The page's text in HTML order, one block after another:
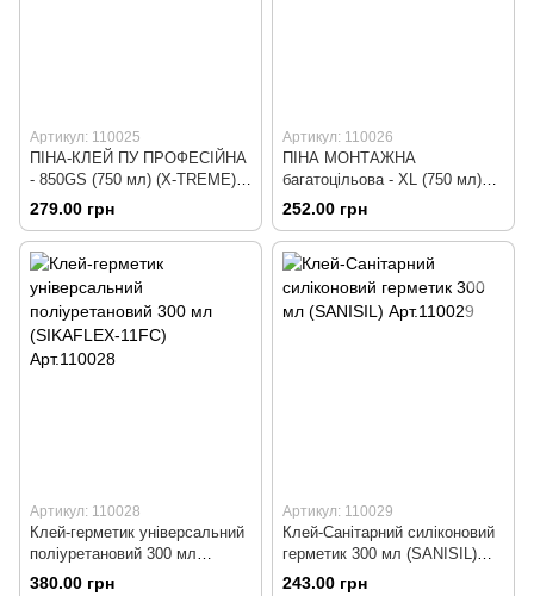
Артикул: 110025
ПІНА-КЛЕЙ ПУ ПРОФЕСІЙНА
- 850GS (750 мл) (X-TREME)
Арт.110025
279.00 грн
Артикул: 110026
ПІНА МОНТАЖНА
багатоцільова - XL (750 мл)
(X-TREME) Арт.110026
252.00 грн
Артикул: 110028
Клей-герметик універсальний
поліуретановий 300 мл
(SIKAFLEX-11FC) Арт.110028
380.00 грн
Артикул: 110029
Клей-Санітарний силіконовий
герметик 300 мл (SANISIL)
Арт.110029
243.00 грн